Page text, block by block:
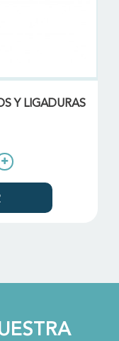
Y LIGADURAS